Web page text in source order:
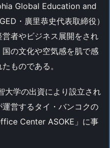
Global Education and
・廣里恭史代表取締役）
者やビジネス展開をされ
の文化や空気感を肌で感
ものである。
大学の出資により設立され
営するタイ・バンコクの
Center ASOKE」に事